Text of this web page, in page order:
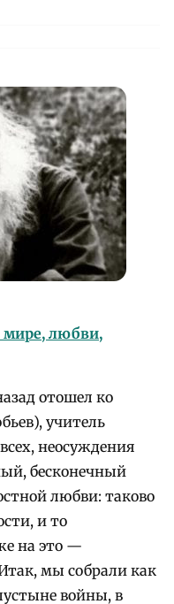
мире, любви,
отошел ко
учитель
неосуждения
бесконечный
любви: таково
и то
на это —
мы собрали как
войны, в